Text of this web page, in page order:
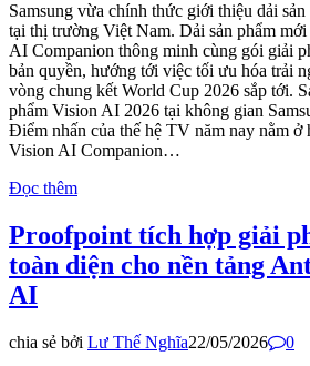
Samsung vừa chính thức giới thiệu dải
tại thị trường Việt Nam. Dải sản phẩm
AI Companion thông minh cùng gói giải
bản quyền, hướng tới việc tối ưu hóa trải
vòng chung kết World Cup 2026 sắp tới.
phẩm Vision AI 2026 tại không gian
Điểm nhấn của thế hệ TV năm nay nằm ở
Vision AI Companion…
Đọc thêm
Proofpoint tích hợp giải
toàn diện cho nền tảng
AI
chia sẻ bởi Lư Thế Nghĩa22/05/2026
0